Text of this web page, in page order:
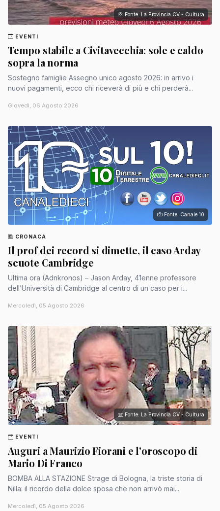
Fonte: La Provincia CV - Cultura
EVENTI
Tempo stabile a Civitavecchia: sole e caldo
sopra la norma
Sostegno famiglie Assegno unico agosto 2026: in arrivo i
nuovi pagamenti, ecco chi riceverà di più e chi perderà...
Giovedì, 06 Agosto 2026
Fonte: Canale 10
CRONACA
Il prof dei record si dimette, il caso Arday
scuote Cambridge
Ultima ora (Adnkronos) – Jason Arday, 41enne professore
dell’Università di Cambridge al centro di un caso per i...
Mercoledì, 05 Agosto 2026
Fonte: La Provincia CV - Cultura
EVENTI
Auguri a Maurizio Fiorani e l'oroscopo di
Mario Di Franco
BOMBA ALLA STAZIONE Strage di Bologna, la triste storia di
Nilla: il ricordo della dolce sposa che non arrivò mai...
Mercoledì, 05 Agosto 2026